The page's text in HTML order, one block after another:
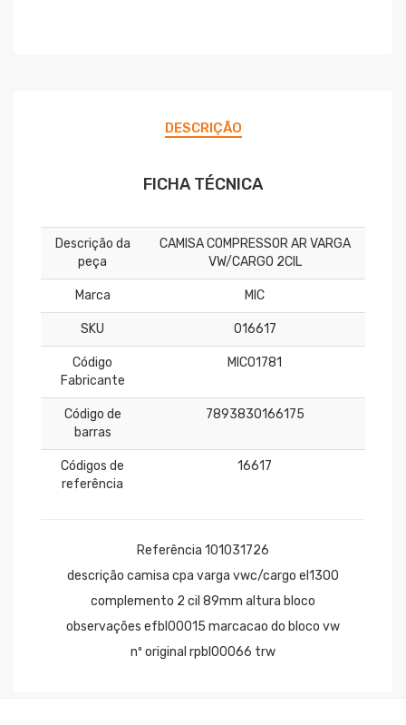
DESCRIÇÃO
FICHA TÉCNICA
Descrição da
peça
CAMISA COMPRESSOR AR VARGA
VW/CARGO 2CIL
Marca MIC
SKU 016617
Código
Fabricante
MIC01781
Código de
barras
7893830166175
Códigos de
referência
16617
Referência 101031726
descrição camisa cpa varga vwc/cargo el1300
complemento 2 cil 89mm altura bloco
observações efbl00015 marcacao do bloco vw
nº original rpbl00066 trw